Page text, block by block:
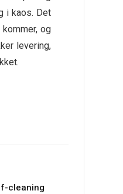
i kaos. Det
og
levering,
cleaning